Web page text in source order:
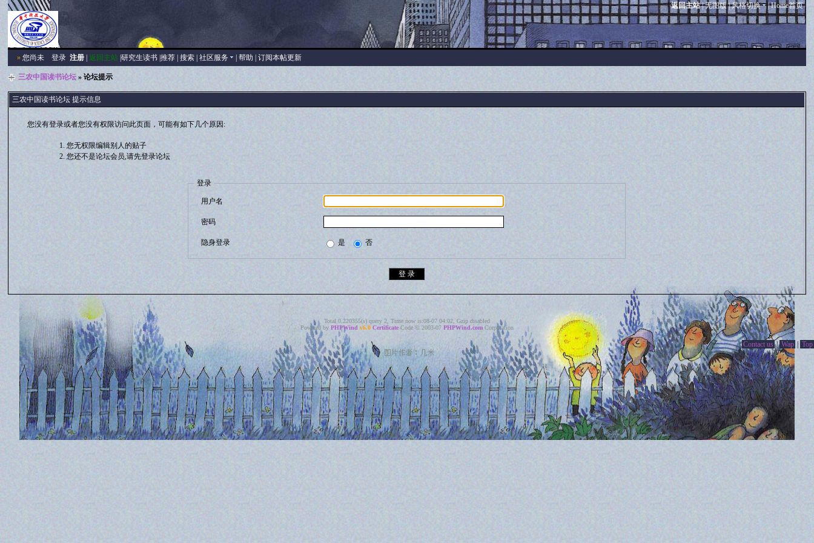
返回主站|无图版|风格切换 |Home首页
» 您尚未登录 注册 |返回主站 |研究生读书 |推荐 |搜索 |社区服务 |帮助 |订阅本帖更新
三农中国读书论坛 » 论坛提示
三农中国读书论坛 提示信息
您没有登录或者您没有权限访问此页面，可能有如下几个原因:
您无权限编辑别人的贴子
您还不是论坛会员,请先登录论坛
登录
用户名
密码
隐身登录 是 否
Total 0.220355(s) query 2, Time now is:08-07 04:02, Gzip disabled
Powered by PHPWind v6.0 Certificate Code © 2003-07 PHPWind.com Corporation
Contact us | Wap | Top